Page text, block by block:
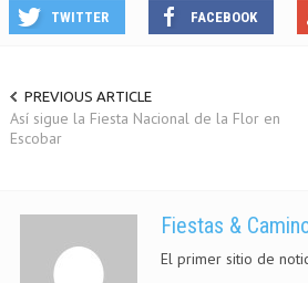
TWITTER FACEBOOK
PREVIOUS ARTICLE
Así sigue la Fiesta Nacional de la Flor en
Escobar
Fiestas &
El primer sitio de